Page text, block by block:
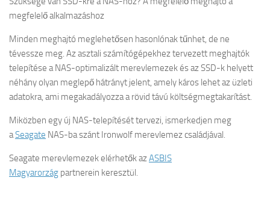
megfelelő alkalmazáshoz
Minden meghajtó meglehetősen hasonlónak tűnhet, de ne
tévessze meg. Az asztali számítógépekhez tervezett meghajtók
telepítése a NAS-optimalizált merevlemezek és az SSD-k helyett
néhány olyan meglepő hátrányt jelent, amely káros lehet az üzleti
adatokra, ami megakadályozza a rövid távú költségmegtakarítást.
Miközben egy új NAS-telepítését tervezi, ismerkedjen meg
aSeagate NAS-ba szánt Ironwolf merevlemez családjával.
Seagate merevlemezek elérhetők azASBIS
Magyarorzág partnerein keresztül.